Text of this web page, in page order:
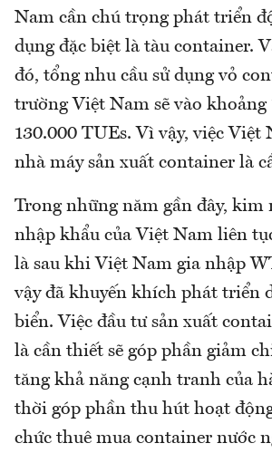
Nam cần chú trọng phát triển
dụng đặc biệt là tàu container.
đó, tổng nhu cầu sử dụng vỏ
trường Việt Nam sẽ vào khoảng
130.000 TUEs. Vì vậy, việc Việt
nhà máy sản xuất container là
Trong những năm gần đây, kim
nhập khẩu của Việt Nam liên
là sau khi Việt Nam gia nhập
vậy đã khuyến khích phát triển
biển. Việc đầu tư sản xuất
là cần thiết sẽ góp phần giảm
tăng khả năng cạnh tranh của
thời góp phần thu hút hoạt
chức thuê mua container nước